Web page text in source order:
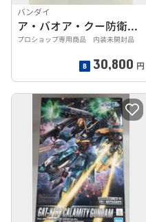
バンダイ
ア・バオア・クー防衛隊機 ザク2 VER.2.0.
プロショップ専用商品 内装未開封品
30,800 円